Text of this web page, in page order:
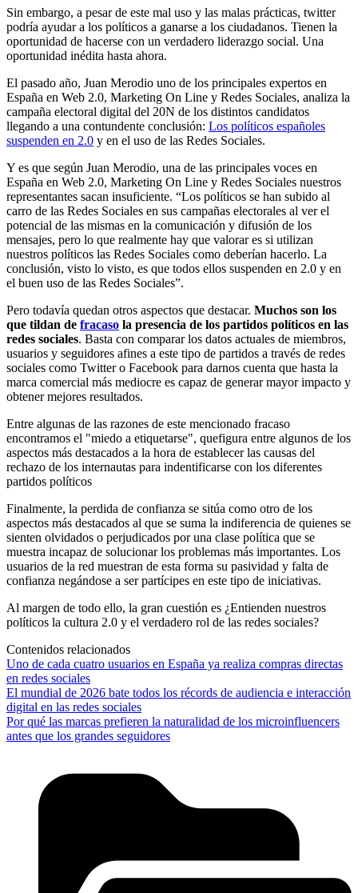
Sin embargo, a pesar de este mal uso y las malas prácticas, twitter
podría ayudar a los políticos a ganarse a los ciudadanos. Tienen la
oportunidad de hacerse con un verdadero liderazgo social. Una
oportunidad inédita hasta ahora.
El pasado año, Juan Merodio uno de los principales expertos en
España en Web 2.0, Marketing On Line y Redes Sociales, analiza la
campaña electoral digital del 20N de los distintos candidatos
llegando a una contundente conclusión: Los políticos españoles
suspenden en 2.0 y en el uso de las Redes Sociales.
Y es que según Juan Merodio, una de las principales voces en
España en Web 2.0, Marketing On Line y Redes Sociales nuestros
representantes sacan insuficiente. “Los políticos se han subido al
carro de las Redes Sociales en sus campañas electorales al ver el
potencial de las mismas en la comunicación y difusión de los
mensajes, pero lo que realmente hay que valorar es si utilizan
nuestros políticos las Redes Sociales como deberían hacerlo. La
conclusión, visto lo visto, es que todos ellos suspenden en 2.0 y en
el buen uso de las Redes Sociales”.
Pero todavía quedan otros aspectos que destacar. Muchos son los
que tildan de fracaso la presencia de los partidos políticos en las
redes sociales. Basta con comparar los datos actuales de miembros,
usuarios y seguidores afines a este tipo de partidos a través de redes
sociales como Twitter o Facebook para darnos cuenta que hasta la
marca comercial más mediocre es capaz de generar mayor impacto y
obtener mejores resultados.
Entre algunas de las razones de este mencionado fracaso
encontramos el "miedo a etiquetarse", quefigura entre algunos de los
aspectos más destacados a la hora de establecer las causas del
rechazo de los internautas para indentificarse con los diferentes
partidos políticos
Finalmente, la perdida de confianza se sitúa como otro de los
aspectos más destacados al que se suma la indiferencia de quienes se
sienten olvidados o perjudicados por una clase política que se
muestra incapaz de solucionar los problemas más importantes. Los
usuarios de la red muestran de esta forma su pasividad y falta de
confianza negándose a ser partícipes en este tipo de iniciativas.
Al margen de todo ello, la gran cuestión es ¿Entienden nuestros
políticos la cultura 2.0 y el verdadero rol de las redes sociales?
Contenidos relacionados
Uno de cada cuatro usuarios en España ya realiza compras directas
en redes sociales
El mundial de 2026 bate todos los récords de audiencia e interacción
digital en las redes sociales
Por qué las marcas prefieren la naturalidad de los microinfluencers
antes que los grandes seguidores